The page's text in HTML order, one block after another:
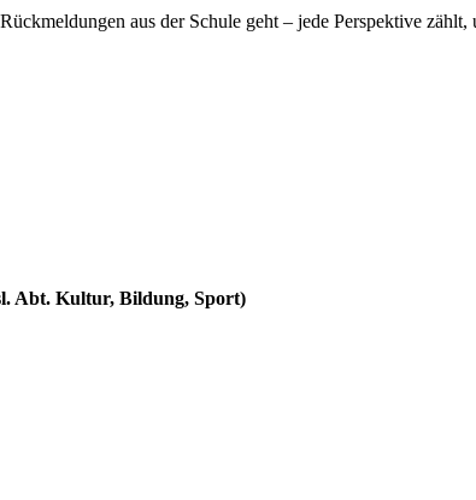
aus der Schule geht – jede Perspektive
Abt. Kultur, Bildung, Sport)